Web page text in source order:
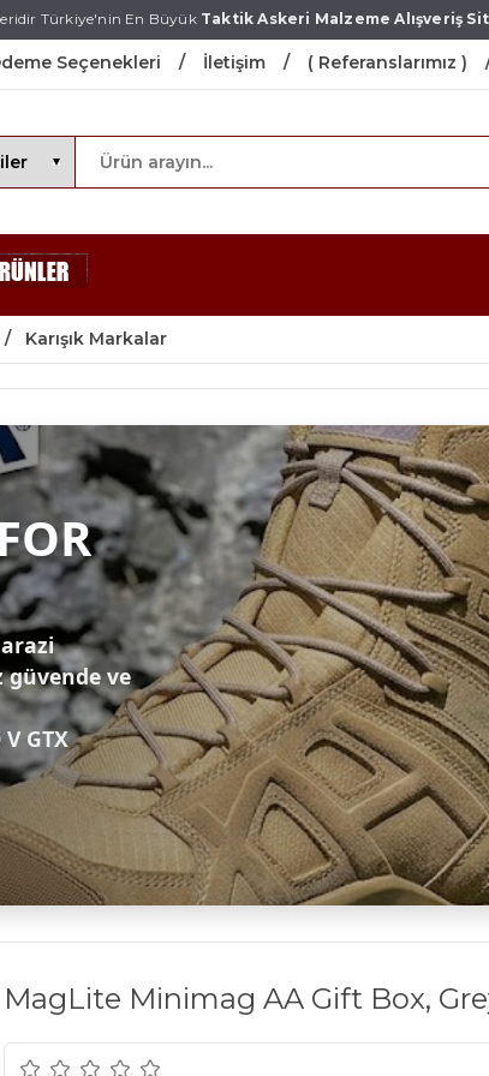
Türkiye'nin En BüyükTaktik Askeri Malzeme Alışveriş
Seçenekleri İletişim ( Referanslarımız )
Karışık Markalar
güvende ve
GTX
MagLite Minimag AA Gift Box,